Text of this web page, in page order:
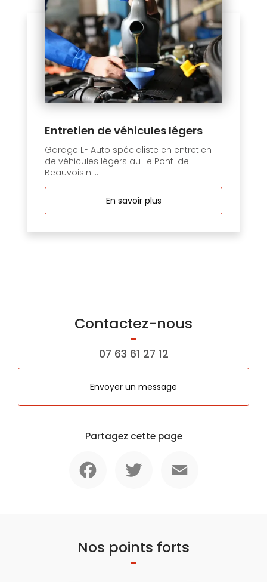
Entretien de véhicules légers
Garage LF Auto spécialiste en entretien
de véhicules légers au Le Pont-de-
Beauvoisin....
En savoir plus
Contactez-nous
07 63 61 27 12
Envoyer un message
Partagez cette page
Nos points forts